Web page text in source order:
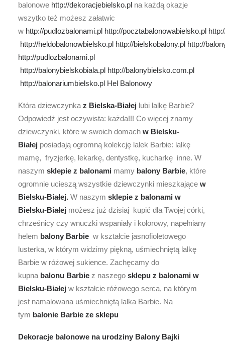
balonowe http://dekoracjebielsko.pl na każdą okazje
wszytko też możesz załatwic
w http://pudlozbalonami.pl http://pocztabalonowabielsko.pl
http://heldobalonowbielsko.pl http://bielskobalony.pl http://
http://pudlozbalonami.pl
http://balonybielskobiala.pl http://balonybielsko.com.pl
http://balonariumbielsko.pl Hel Balonowy
Która dziewczynka z Bielska-Białej lubi lalkę Barbie?
Odpowiedź jest oczywista: każda!!! Co więcej znamy
dziewczynki, które w swoich domach w Bielsku-
Białej posiadają ogromną kolekcję lalek Barbie: lalkę
mamę, fryzjerkę, lekarkę, dentystkę, kucharkę inne. W
naszym sklepie z balonami mamy balony Barbie, które
ogromnie ucieszą wszystkie dziewczynki mieszkające w
Bielsku-Białej. W naszym sklepie z balonami w
Bielsku-Białej możesz już dzisiaj kupić dla Twojej córki,
chrześnicy czy wnuczki wspaniały i kolorowy, napełniany
helem balony Barbie w kształcie jasnofioletowego
lusterka, w którym widzimy piękną, uśmiechniętą lalkę
Barbie w różowej sukience. Zachęcamy do
kupna balonu Barbie z naszego sklepu z balonami w
Bielsku-Białej w kształcie różowego serca, na którym
jest namalowana uśmiechniętą lalka Barbie. Na
tym balonie Barbie ze sklepu
Dekoracje balonowe na urodziny Balony Bajki